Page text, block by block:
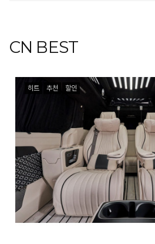
CN BEST
히트 추천 할인